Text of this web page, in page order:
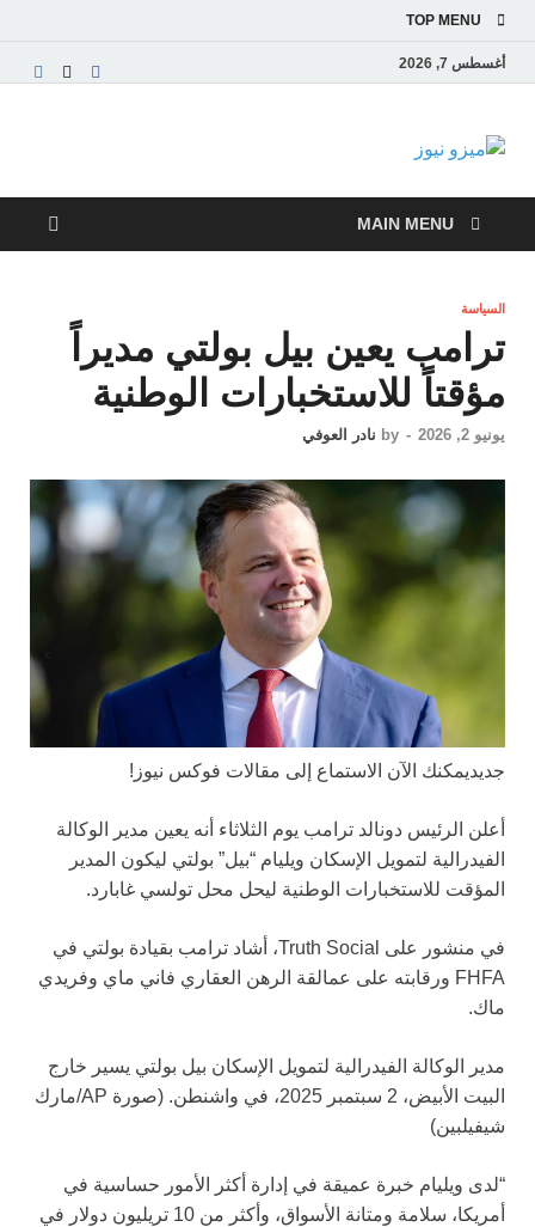
TOP MENU
أغسطس 7, 2026
ميزو نيوز
والاقتصادية
MAIN MENU
السياسة
ترامب يعين بيل بولتي مديراً
مؤقتاً للاستخبارات الوطنية
يونيو 2, 2026 -
by نادر العوفي
جديديمكنك الآن الاستماع إلى مقالات فوكس نيوز!
أعلن الرئيس دونالد ترامب يوم الثلاثاء أنه يعين مدير الوكالة
الفيدرالية لتمويل الإسكان ويليام “بيل” بولتي ليكون المدير
المؤقت للاستخبارات الوطنية ليحل محل تولسي غابارد.
في منشور على Truth Social، أشاد ترامب بقيادة بولتي في
FHFA ورقابته على عمالقة الرهن العقاري فاني ماي وفريدي
ماك.
مدير الوكالة الفيدرالية لتمويل الإسكان بيل بولتي يسير خارج
البيت الأبيض، 2 سبتمبر 2025، في واشنطن.
(صورة AP/مارك
شيفيلبين)
“لدى ويليام خبرة عميقة في إدارة أكثر الأمور حساسية في
أمريكا، سلامة ومتانة الأسواق، وأكثر من 10 تريليون دولار في